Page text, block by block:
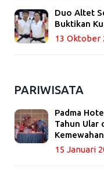
Duo Altet
Buktikan
13 Oktober
PARIWISATA
Padma
Tahun Ular
Kemewahan
15 Januari